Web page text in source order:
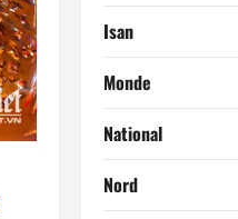
Isan
Monde
National
Nord